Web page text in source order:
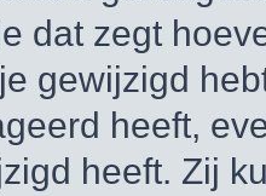
dat zegt
gewijzigd
heeft,
heeft. Zij